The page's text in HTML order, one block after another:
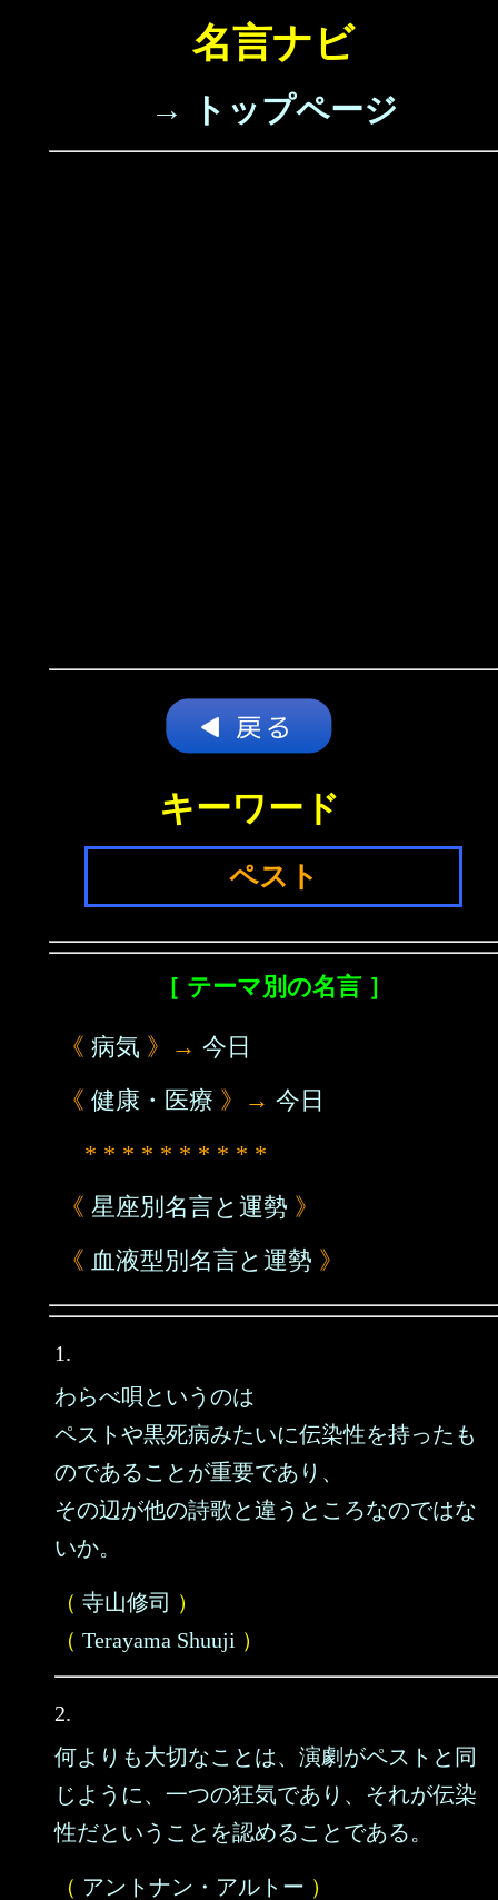
名言ナビ
→ トップページ
キーワード
ペスト
［ テーマ別の名言 ］
《 病気 》→ 今日
《 健康・医療 》→ 今日
* * * * * * * * * *
《 星座別名言と運勢 》
《 血液型別名言と運勢 》
1.
わらべ唄というのは
ペストや黒死病みたいに伝染性を持ったも
のであることが重要であり、
その辺が他の詩歌と違うところなのではな
いか。
（ 寺山修司 ）
（ Terayama Shuuji ）
2.
何よりも大切なことは、演劇がペストと同
じように、一つの狂気であり、それが伝染
性だということを認めることである。
（ アントナン・アルトー ）